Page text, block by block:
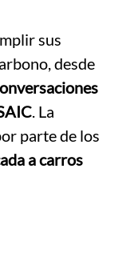
sus
desde
. La
parte de los
a carros